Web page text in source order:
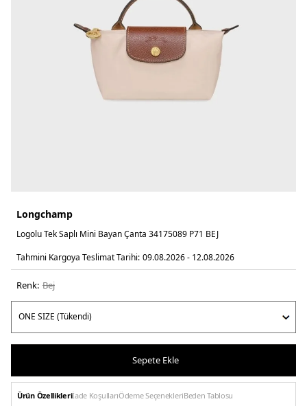
Longchamp
Logolu Tek Saplı Mini Bayan Çanta 34175089 P71 BEJ
Tahmini Kargoya Teslimat Tarihi: 09.08.2026 - 12.08.2026
Renk: bej
Sepete Ekle
Ürün Özellikleriİade KoşullarıÖdeme SeçenekleriBeden Tablosu